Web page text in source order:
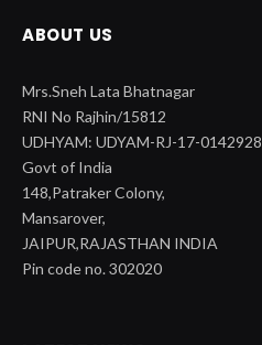
ABOUT US
Mrs.Sneh Lata Bhatnagar
RNI No Rajhin/15812
UDHYAM: UDYAM-RJ-17-0142928
Govt of India
148,Patraker Colony,
Mansarover,
JAIPUR,RAJASTHAN INDIA
Pin code no. 302020